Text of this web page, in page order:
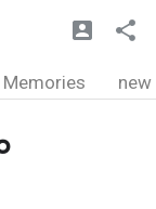
Memories new